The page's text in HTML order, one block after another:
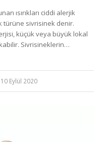
ısırıkları ciddi alerjik
türüne sivrisinek denir.
küçük veya büyük lokal
Sivrisineklerin…
10 Eylül 2020